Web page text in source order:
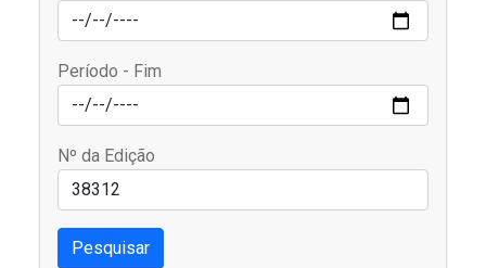
Período - Fim
Nº da Edição
Pesquisar